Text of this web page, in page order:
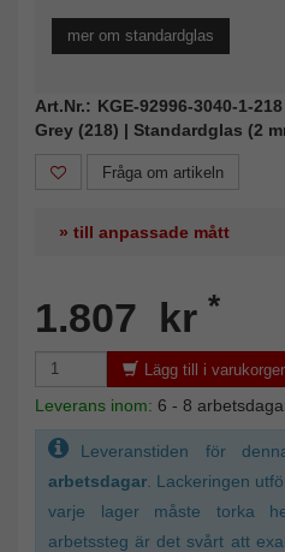
mer om standardglas
Art.Nr.: KGE-92996-3040-1-
Grey (218) | Standardglas (2
Fråga om artikeln
» till anpassade mått
1.807 kr *
Lägg till i
Leverans inom: 6 - 8
Leveranstiden för
arbetsdagar . Lackeringen
varje lager måste torka
arbetssteg är det svårt att